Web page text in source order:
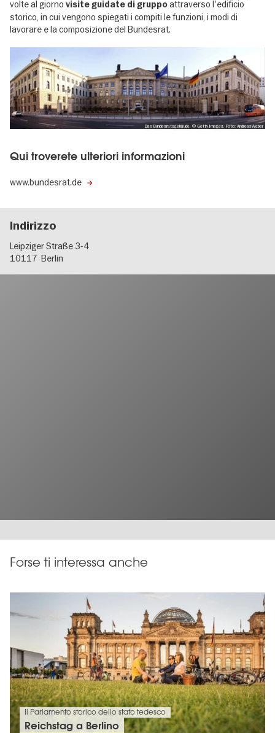
volte al giorno visite guidate di gruppoattraverso l'edificio
storico, in cui vengono spiegati i compiti le funzioni, i modi di
lavorare e la composizione del Bundesrat.
Das Bundesratsgebäude, © Getty Images, Foto: AndreasWeber
Qui troverete ulteriori informazioni
www.bundesrat.de
Indirizzo
Leipziger Straße 3-4
10117 Berlin
Forse ti interessa anche
Il Parlamento storico dello stato tedesco
Reichstag a Berlino